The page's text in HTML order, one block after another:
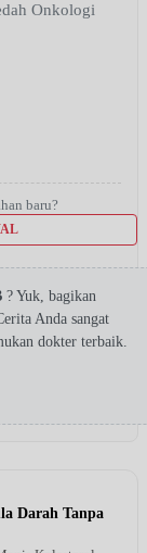
Onkologi
baru?
? Yuk, bagikan
Anda sangat
dokter terbaik.
Darah Tanpa